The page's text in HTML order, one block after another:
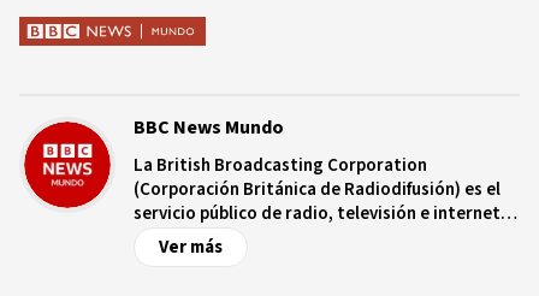
BBC News Mundo
La British Broadcasting Corporation
(Corporación Británica de Radiodifusión) es el
servicio público de radio, televisión e internet
de Reino Unido, con más de nueve décadas de
trayectoria. Es independiente de controles
Ver más